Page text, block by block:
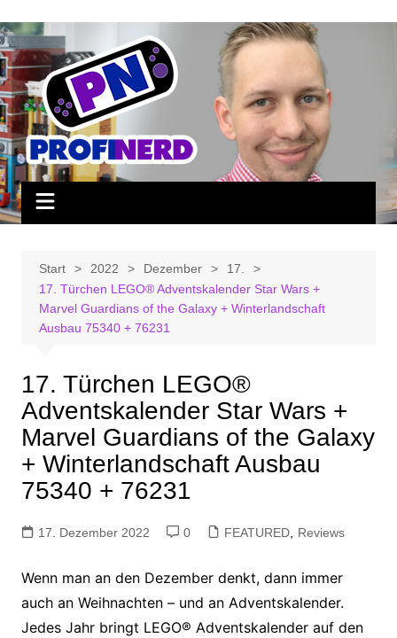
Inhalt
springen
Start 2022 Dezember
17.
17. Türchen LEGO® Adventskalender Star Wars +
Marvel Guardians of the Galaxy + Winterlandschaft
Ausbau 75340 + 76231
17. Türchen LEGO®
Adventskalender Star Wars +
Marvel Guardians of the Galaxy
+ Winterlandschaft Ausbau
75340 + 76231
17. Dezember 2022 0 FEATURED, Reviews
Wenn man an den Dezember denkt, dann immer
auch an Weihnachten – und an Adventskalender.
Jedes Jahr bringt LEGO® Adventskalender auf den